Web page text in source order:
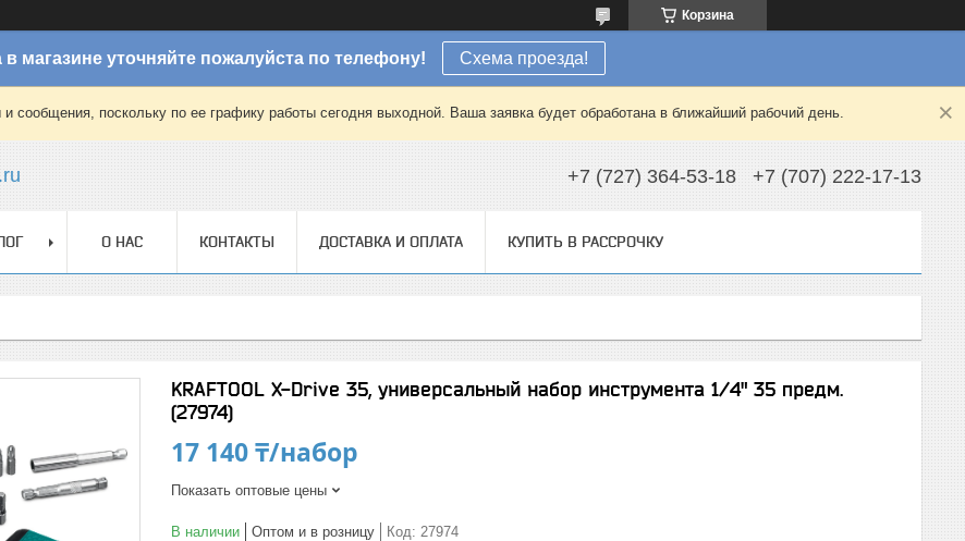
Корзина
в магазине уточняйте пожалуйста по телефону! Схема проезда!
сообщения, поскольку по ее графику работы сегодня выходной. Ваша заявка будет обработана в ближайший рабочий день.
+7 (727) 364-53-18 +7 (707) 222-17-13
О НАС КОНТАКТЫ ДОСТАВКА И ОПЛАТА КУПИТЬ В РАССРОЧКУ
KRAFTOOL X-Drive 35, универсальный набор инструмента 1/4" 35 предм.
(27974)
17 140 ₸/набор
Показать оптовые цены
В наличии Оптом и в розницу Код: 27974